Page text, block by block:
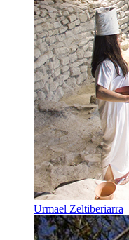
Urmael Zeltiberiarra